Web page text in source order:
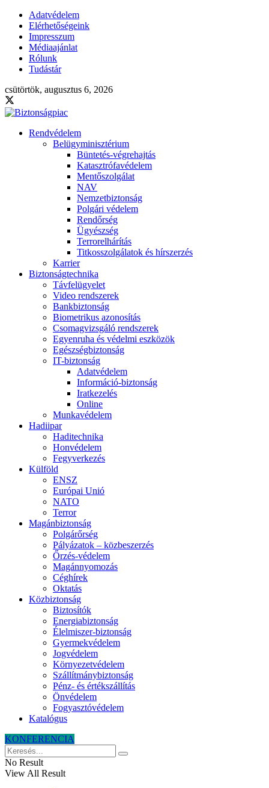
Adatvédelem
Elérhetőségeink
Impresszum
Médiaajánlat
Rólunk
Tudástár
csütörtök, augusztus 6, 2026
Rendvédelem
Belügyminisztérium
Büntetés-végrehajtás
Katasztrófavédelem
Mentőszolgálat
NAV
Nemzetbiztonság
Polgári védelem
Rendőrség
Ügyészség
Terrorelhárítás
Titkosszolgálatok és hírszerzés
Karrier
Biztonságtechnika
Távfelügyelet
Video rendszerek
Bankbiztonság
Biometrikus azonosítás
Csomagvizsgáló rendszerek
Egyenruha és védelmi eszközök
Egészségbiztonság
IT-biztonság
Adatvédelem
Információ-biztonság
Iratkezelés
Online
Munkavédelem
Hadiipar
Haditechnika
Honvédelem
Fegyverkezés
Külföld
ENSZ
Európai Unió
NATO
Terror
Magánbiztonság
Polgárőrség
Pályázatok – közbeszerzés
Őrzés-védelem
Magánnyomozás
Céghírek
Oktatás
Közbiztonság
Biztosítók
Energiabiztonság
Élelmiszer-biztonság
Gyermekvédelem
Jogvédelem
Környezetvédelem
Szállítmánybiztonság
Pénz- és értékszállítás
Önvédelem
Fogyasztóvédelem
Katalógus
KONFERENCIA
No Result
View All Result